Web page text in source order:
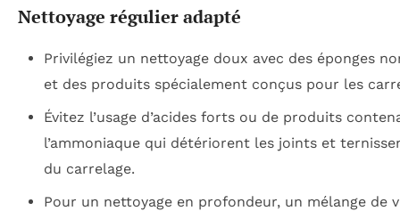
Nettoyage régulier adapté
Privilégiez un nettoyage doux avec des éponges
et des produits spécialement conçus pour les
Évitez l’usage d’acides forts ou de produits
l’ammoniaque qui détériorent les joints et
du carrelage.
Pour un nettoyage en profondeur, un mélange de